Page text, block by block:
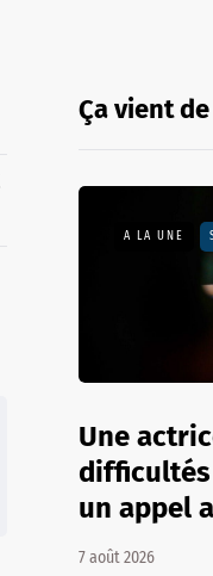
Ça vient
A LA UNE
Une
un appel
7 août 2026